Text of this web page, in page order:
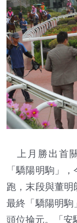
上月勝出首
「驕陽明駒」
跑，末段與董明
最終「驕陽明駒
頭位掄元。「安